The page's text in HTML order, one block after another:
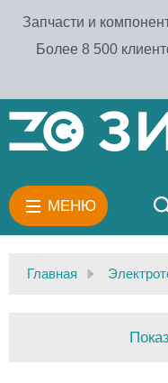
Запчасти и
Более 8 500
МЕНЮ
Главная